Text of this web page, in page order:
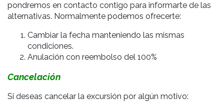
pondremos en contacto contigo para informarte de las
alternativas. Normalmente podemos ofrecerte:
Cambiar la fecha manteniendo las mismas
condiciones.
Anulación con reembolso del 100%
Cancelación
Si deseas cancelar la excursión por algún motivo: